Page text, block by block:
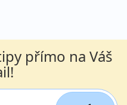
přímo na Váš